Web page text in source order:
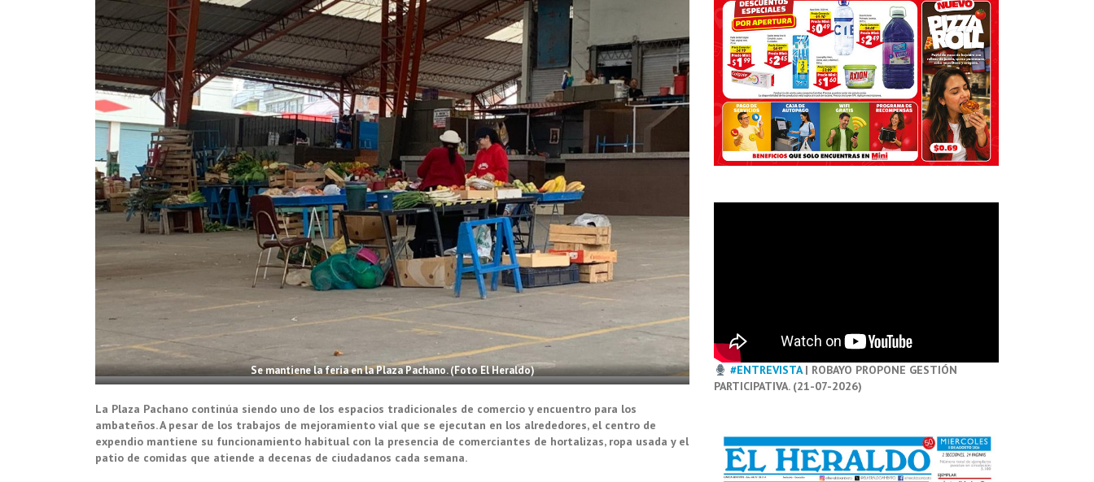
Se mantiene la feria en la Plaza Pachano. (Foto El Heraldo)
La Plaza Pachano continúa siendo uno de los espacios tradicionales de comercio y encuentro para los
ambateños. A pesar de los trabajos de mejoramiento vial que se ejecutan en los alrededores, el centro de
expendio mantiene su funcionamiento habitual con la presencia de comerciantes de hortalizas, ropa usada y el
patio de comidas que atiende a decenas de ciudadanos cada semana.
#ENTREVISTA| ROBAYO PROPONE GESTIÓN
PARTICIPATIVA. (21-07-2026)